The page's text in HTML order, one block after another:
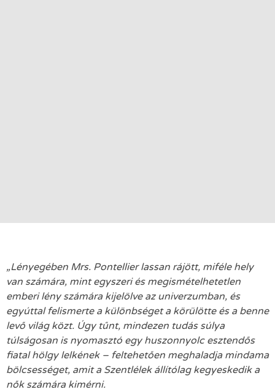
„Lényegében Mrs. Pontellier lassan rájött, miféle hely
van számára, mint egyszeri és megismételhetetlen
emberi lény számára kijelölve az univerzumban, és
egyúttal felismerte a különbséget a körülötte és a benne
levő világ közt. Úgy tűnt, mindezen tudás súlya
túlságosan is nyomasztó egy huszonnyolc esztendős
fiatal hölgy lelkének – feltehetően meghaladja mindama
bölcsességet, amit a Szentlélek állítólag kegyeskedik a
nők számára kimérni.